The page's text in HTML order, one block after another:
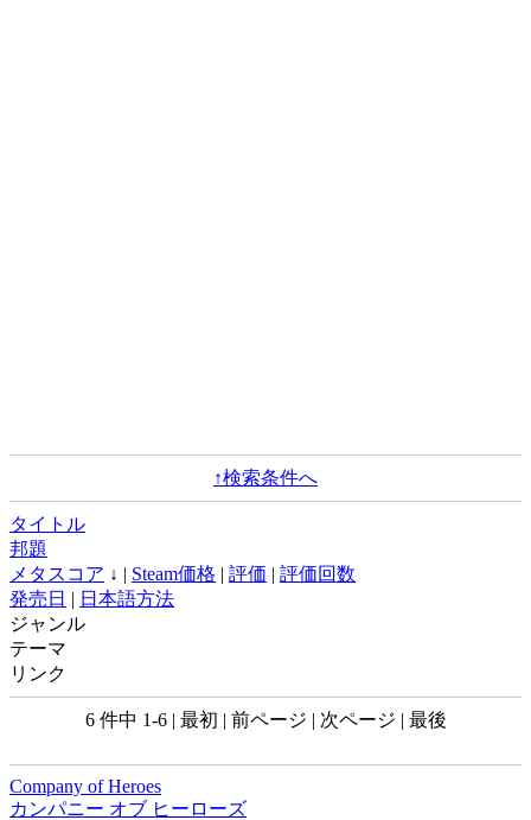
↑検索条件へ
タイトル
邦題
メタスコア ↓ | Steam価格 | 評価 | 評価回数
発売日 | 日本語方法
ジャンル
テーマ
リンク
6 件中 1-6 | 最初 | 前ページ | 次ページ | 最後
Company of Heroes
カンパニー オブ ヒーローズ